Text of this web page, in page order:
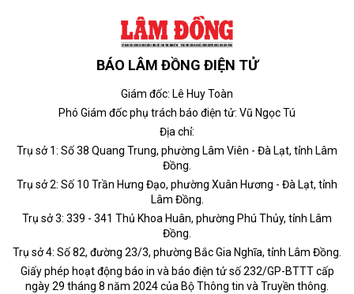
BÁO LÂM ĐỒNG ĐIỆN TỬ
Giám đốc: Lê Huy Toàn
Phó Giám đốc phụ trách báo điện tử: Vũ Ngọc Tú
Địa chỉ:
Trụ sở 1: Số 38 Quang Trung, phường Lâm Viên - Đà Lạt, tỉnh Lâm
Đồng.
Trụ sở 2: Số 10 Trần Hưng Đạo, phường Xuân Hương - Đà Lạt, tỉnh
Lâm Đồng.
Trụ sở 3: 339 - 341 Thủ Khoa Huân, phường Phú Thủy, tỉnh Lâm
Đồng.
Trụ sở 4: Số 82, đường 23/3, phường Bắc Gia Nghĩa, tỉnh Lâm Đồng.
Giấy phép hoạt động báo in và báo điện tử số 232/GP-BTTT cấp
ngày 29 tháng 8 năm 2024 của Bộ Thông tin và Truyền thông.